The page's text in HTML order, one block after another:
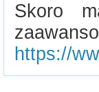
Skoro
https://